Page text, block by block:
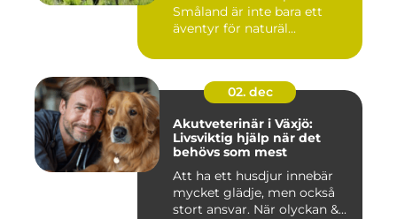
Småland är inte bara ett
äventyr för naturäl...
02. dec
Akutveterinär i Växjö:
Livsviktig hjälp när det
behövs som mest
Att ha ett husdjur innebär
mycket glädje, men också
stort ansvar. När olyckan &...